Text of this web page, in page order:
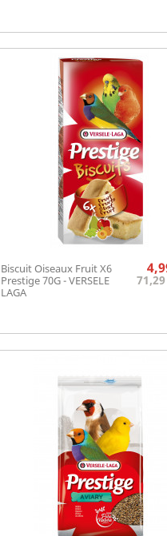
Biscuit Oiseaux Fruit X6
Prestige 70G - VERSELE
LAGA
Aperçu rapide